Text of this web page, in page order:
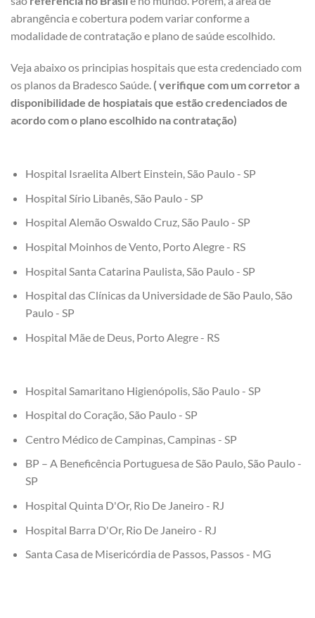
abrangência e cobertura podem variar conforme a
modalidade de contratação e plano de saúde escolhido.
Veja abaixo os principias hospitais que esta credenciado com
os planos da Bradesco Saúde. ( verifique com um corretor a
disponibilidade de hospiatais que estão credenciados de
acordo com o plano escolhido na contratação)
Hospital Israelita Albert Einstein, São Paulo - SP
Hospital Sírio Libanês, São Paulo - SP
Hospital Alemão Oswaldo Cruz, São Paulo - SP
Hospital Moinhos de Vento, Porto Alegre - RS
Hospital Santa Catarina Paulista, São Paulo - SP
Hospital das Clínicas da Universidade de São Paulo, São
Paulo - SP
Hospital Mãe de Deus, Porto Alegre - RS
Hospital Samaritano Higienópolis, São Paulo - SP
Hospital do Coração, São Paulo - SP
Centro Médico de Campinas, Campinas - SP
BP – A Beneficência Portuguesa de São Paulo, São Paulo -
SP
Hospital Quinta D'Or, Rio De Janeiro - RJ
Hospital Barra D'Or, Rio De Janeiro - RJ
Santa Casa de Misericórdia de Passos, Passos - MG